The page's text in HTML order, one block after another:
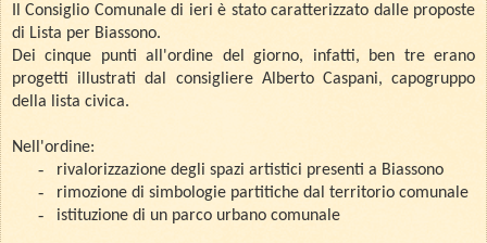
Il Consiglio Comunale di ieri è stato caratterizzato dalle proposte
di Lista per Biassono.
Dei cinque punti all'ordine del giorno, infatti, ben tre erano
progetti illustrati dal consigliere Alberto Caspani, capogruppo
della lista civica.
Nell'ordine:
- rivalorizzazione degli spazi artistici presenti a Biassono
- rimozione di simbologie partitiche dal territorio comunale
- istituzione di un parco urbano comunale